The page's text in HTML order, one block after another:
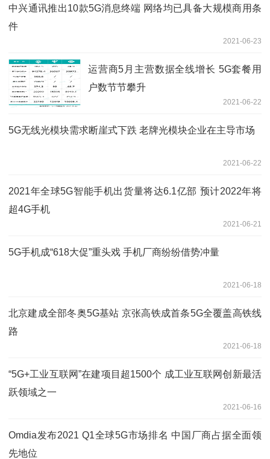
中兴通讯推出10款5G消息终端 网络均已具备大规模商用条
件
2021-06-23
运营商5月主营数据全线增长 5G套餐用
户数节节攀升
2021-06-22
5G无线光模块需求断崖式下跌 老牌光模块企业在主导市场
2021-06-22
2021年全球5G智能手机出货量将达6.1亿部 预计2022年将
超4G手机
2021-06-21
5G手机成“618大促”重头戏 手机厂商纷纷借势冲量
2021-06-18
北京建成全部冬奥5G基站 京张高铁成首条5G全覆盖高铁线
路
2021-06-18
“5G+工业互联网”在建项目超1500个 成工业互联网创新最活
跃领域之一
2021-06-16
Omdia发布2021 Q1全球5G市场排名 中国厂商占据全面领
先地位